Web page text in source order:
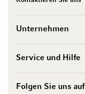
Unternehmen
Service und Hilfe
Folgen Sie uns auf